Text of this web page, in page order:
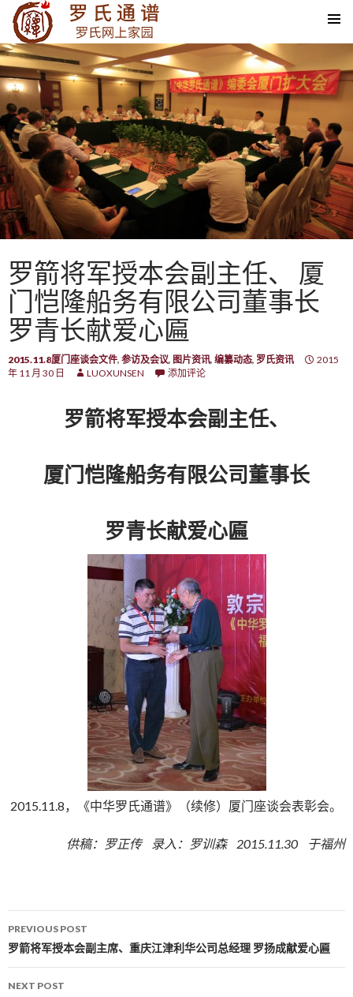
SKIP TO CONTENT
罗箭将军授本会副主任、 厦
门恺隆船务有限公司董事长
罗青长献爱心匾
2015.11.8厦门座谈会文件, 参访及会议, 图片资讯, 编纂动态, 罗氏资讯
2015
年 11 月 30 日
LUOXUNSEN 添加评论
罗箭将军授本会副主任、
厦门恺隆船务有限公司董事长
罗青长献爱心匾
2015.11.8，《中华罗氏通谱》（续修）厦门座谈会表彰会。
供稿：罗正传 录入：罗训森 2015.11.30 于福州
Post navigation
PREVIOUS POST
罗箭将军授本会副主席、重庆江津利华公司总经理 罗扬成献爱心匾
NEXT POST